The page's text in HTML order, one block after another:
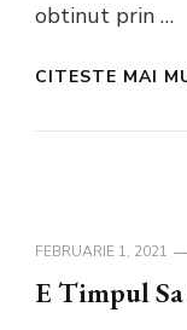
obtinut prin …
CITESTE MAI
FEBRUARIE 1, 2021
E Timpul